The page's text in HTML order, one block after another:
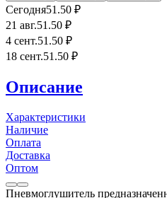
Сегодня51 .50 ₽
21 авг.51 .50 ₽
4 сент.51 .50 ₽
18 сент.51 .50 ₽
Описание
Характеристики
Наличие
Оплата
Доставка
Оптом
Пневмоглушитель